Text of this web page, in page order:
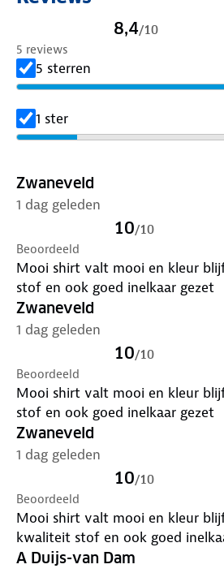
8,4/10
5 reviews
5 sterren
1 ster
Zwaneveld
1 dag geleden
10/10
Beoordeeld
Mooi shirt valt mooi en kleur
stof en ook goed inelkaar gezet
Zwaneveld
1 dag geleden
10/10
Beoordeeld
Mooi shirt valt mooi en kleur
stof en ook goed inelkaar gezet
Zwaneveld
1 dag geleden
10/10
Beoordeeld
Mooi shirt valt mooi en kleur
kwaliteit stof en ook goed
A Duijs-van Dam